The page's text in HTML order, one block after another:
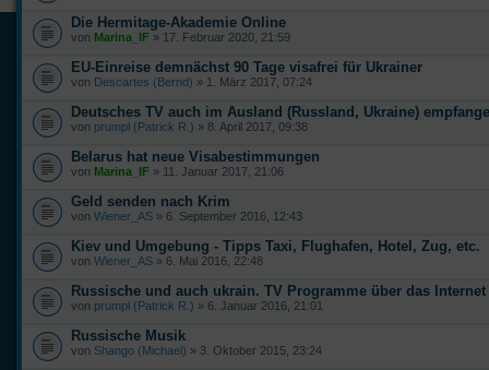
Die Hermitage-Akademie Online
von Marina_IF » 17. Februar 2020, 21:59
EU-Einreise demnächst 90 Tage visafrei für Ukrainer
von Descartes (Bernd) » 1. März 2017, 07:24
Deutsches TV auch im Ausland (Russland, Ukraine)
von prumpl (Patrick R.) » 8. April 2017, 09:38
Belarus hat neue Visabestimmungen
von Marina_IF » 11. Januar 2017, 21:06
Geld senden nach Krim
von Wiener_AS » 6. September 2016, 12:43
Kiev und Umgebung - Tipps Taxi, Flughafen, Hotel, Zug, etc.
von Wiener_AS » 6. Mai 2016, 22:48
Russische und auch ukrain. TV Programme über das Internet
von prumpl (Patrick R.) » 6. Januar 2016, 21:01
Russische Musik
von Shango (Michael) » 3. Oktober 2015, 23:24